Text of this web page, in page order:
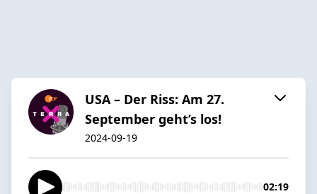
USA – Der Riss: Am 27.
September geht’s los!
2024-09-19
02:19